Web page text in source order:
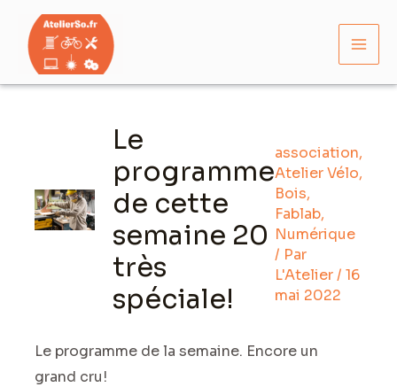
contenu
Le
programme
de cette
semaine 20
très
spéciale!
association,
Atelier Vélo,
Bois,
Fablab,
Numérique
/ Par
L'Atelier/16
mai 2022
Le programme de la semaine. Encore un
grand cru!
Navigation